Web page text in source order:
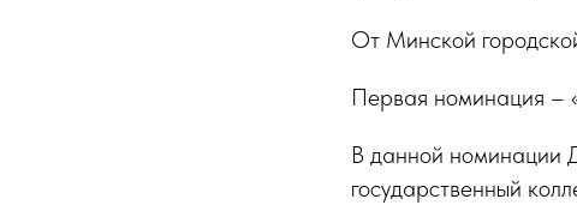
От Минской
Первая номинация –
В данной номинации
государственный